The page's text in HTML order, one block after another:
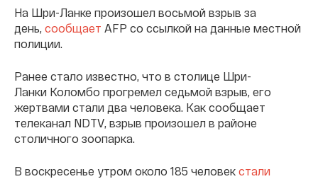
На Шри-Ланке произошел восьмой взрыв за
день, сообщает AFP со ссылкой на данные местной
полиции.
Ранее стало известно, что в столице Шри-
Ланки Коломбо прогремел седьмой взрыв, его
жертвами стали два человека. Как сообщает
телеканал NDTV, взрыв произошел в районе
столичного зоопарка.
В воскресенье утром около 185 человек стали